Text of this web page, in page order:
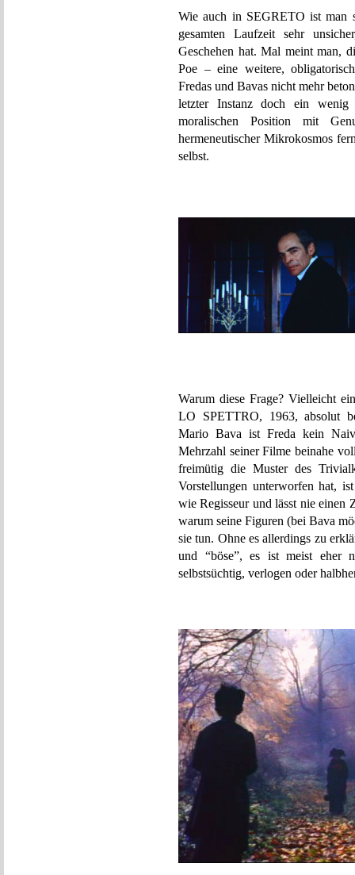
Wie auch in SEGRETO ist man
gesamten Laufzeit sehr
Geschehen hat. Mal meint man,
Poe – eine weitere,
Fredas und Bavas nicht mehr
letzter Instanz doch ein
moralischen Position mit
hermeneutischer Mikrokosmos
selbst.
Warum diese Frage? Vielleicht
LO SPETTRO, 1963, absolut
Mario Bava ist Freda kein
Mehrzahl seiner Filme beinahe
freimütig die Muster des
Vorstellungen unterworfen hat,
wie Regisseur und lässt nie einen
warum seine Figuren (bei Bava
sie tun. Ohne es allerdings zu
und “böse”, es ist meist eher
selbstsüchtig, verlogen oder